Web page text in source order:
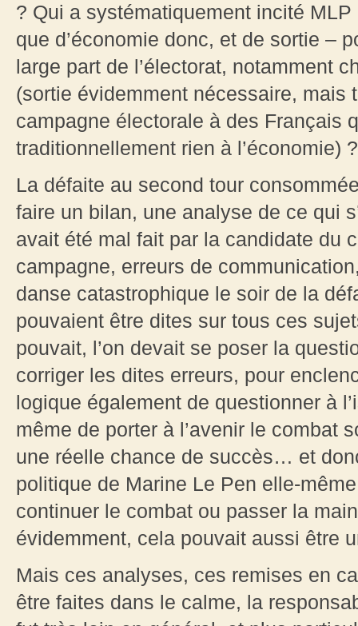
? Qui a systématiquement incité
que d’économie donc, et de sortie –
large part de l’électorat, notamment
(sortie évidemment nécessaire, mais
campagne électorale à des Français
traditionnellement rien à l’économie) ?
La défaite au second tour
faire un bilan, une analyse de ce qui
avait été mal fait par la candidate du
campagne, erreurs de
danse catastrophique le soir de la
pouvaient être dites sur tous ces
pouvait, l’on devait se poser la
corriger les dites erreurs, pour
logique également de questionner à
même de porter à l’avenir le combat
une réelle chance de succès… et
politique de Marine Le Pen elle-
continuer le combat ou passer la
évidemment, cela pouvait aussi être
Mais ces analyses, ces remises en
être faites dans le calme, la